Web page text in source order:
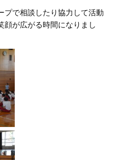
プで相談したり協力して活動
顔が広がる時間になりまし